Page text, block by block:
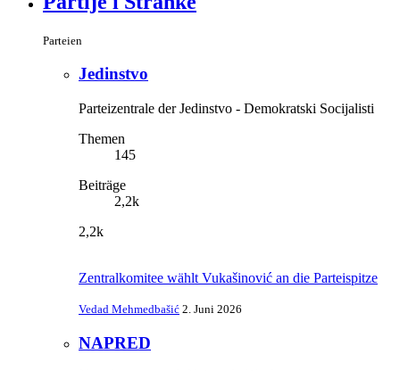
Parteien
Jedinstvo
Parteizentrale der Jedinstvo - Demokratski Socijalisti
Themen
145
Beiträge
2,2k
2,2k
Zentralkomitee wählt Vukašinović an die Parteispitze
Vedad Mehmedbašić 2. Juni 2026
NAPRED